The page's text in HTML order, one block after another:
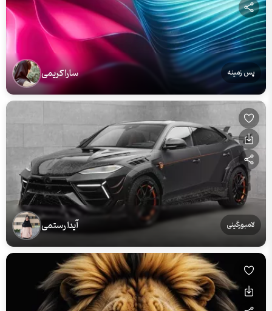
پس زمینه سارا کریمی
لامبورگینی آیدا رستمی